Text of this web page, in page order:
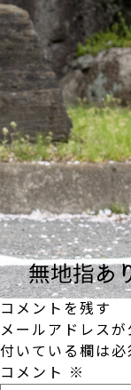
コメントを残す
メールアドレス
付いている欄は必
コメント ※